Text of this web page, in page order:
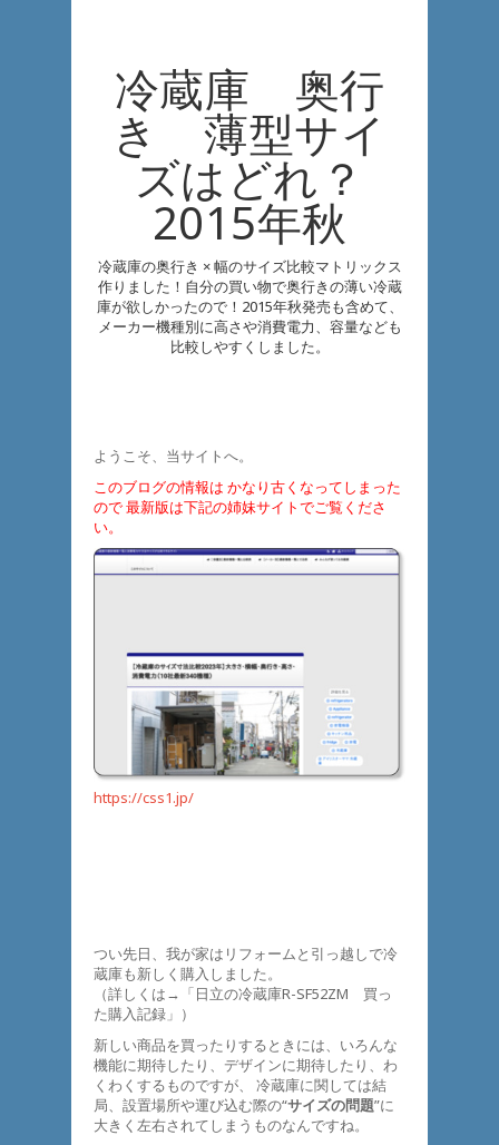
冷蔵庫 奥行
き 薄型サイ
ズはどれ？
2015年秋
冷蔵庫の奥行き × 幅のサイズ比較マトリックス
作りました！自分の買い物で奥行きの薄い冷蔵
庫が欲しかったので！2015年秋発売も含めて、
メーカー機種別に高さや消費電力、容量なども
比較しやすくしました。
ようこそ、当サイトへ。
このブログの情報は かなり古くなってしまった
ので 最新版は下記の姉妹サイトでご覧くださ
い。
https://css1.jp/
つい先日、我が家はリフォームと引っ越しで冷
蔵庫も新しく購入しました。
（詳しくは→「日立の冷蔵庫R-SF52ZM 買っ
た購入記録」）
新しい商品を買ったりするときには、いろんな
機能に期待したり、デザインに期待したり、わ
くわくするものですが、 冷蔵庫に関しては結
局、設置場所や運び込む際の“サイズの問題”に
大きく左右されてしまうものなんですね。